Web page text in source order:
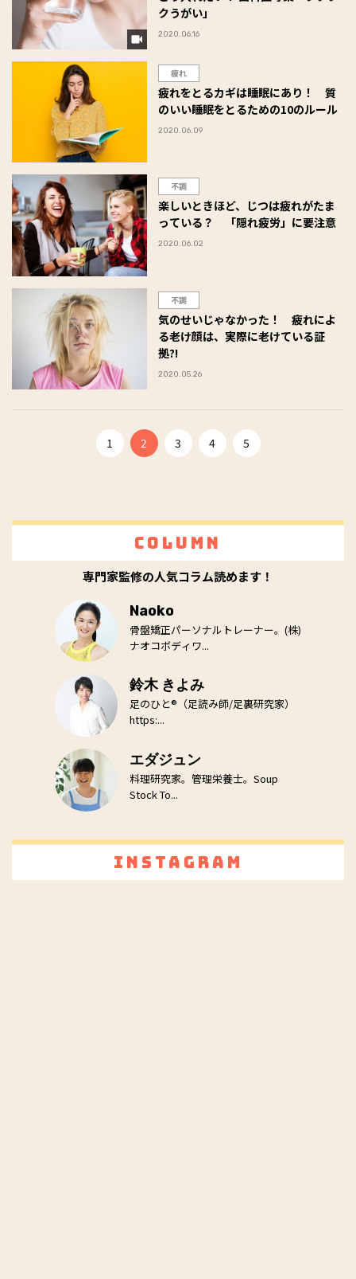
クうがい」
2020.06.16
疲れ
疲れをとるカギは睡眠にあり！ 質
のいい睡眠をとるための10のルール
2020.06.09
不調
楽しいときほど、じつは疲れがたま
っている？ 「隠れ疲労」に要注意
2020.06.02
不調
気のせいじゃなかった！ 疲れによ
る老け顔は、実際に老けている証
拠?!
2020.05.26
1 2 3 4 5
Column
専門家監修の人気コラム読めます！
Naoko
骨盤矯正パーソナルトレーナー。(株)
ナオコボディワ...
鈴木 きよみ
足のひと®（足読み師/足裏研究家）
https:...
エダジュン
料理研究家。管理栄養士。Soup
Stock To...
Instagram